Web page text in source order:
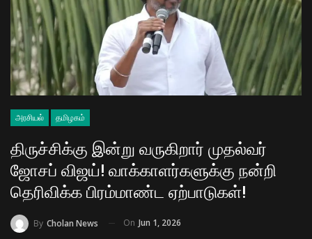
அரசியல் தமிழகம்
திருச்சிக்கு இன்று வருகிறார் முதல்வர்
ஜோசப் விஜய்! வாக்காளர்களுக்கு நன்றி
தெரிவிக்க பிரம்மாண்ட ஏற்பாடுகள்!
By Cholan News On Jun 1, 2026